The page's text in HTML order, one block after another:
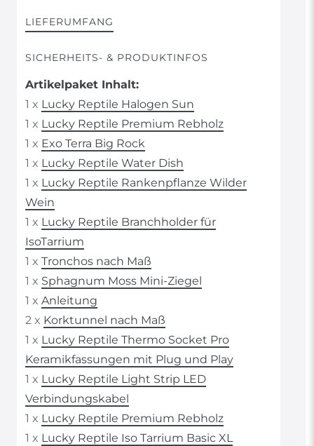
LIEFERUMFANG
SICHERHEITS- & PRODUKTINFOS
Artikelpaket Inhalt:
1 x Lucky Reptile Halogen Sun
1 x Lucky Reptile Premium Rebholz
1 x Exo Terra Big Rock
1 x Lucky Reptile Water Dish
1 x Lucky Reptile Rankenpflanze Wilder
Wein
1 x Lucky Reptile Branchholder für
IsoTarrium
1 x Tronchos nach Maß
1 x Sphagnum Moss Mini-Ziegel
1 x Anleitung
2 x Korktunnel nach Maß
1 x Lucky Reptile Thermo Socket Pro
Keramikfassungen mit Plug und Play
1 x Lucky Reptile Light Strip LED
Verbindungskabel
1 x Lucky Reptile Premium Rebholz
1 x Lucky Reptile Iso Tarrium Basic XL